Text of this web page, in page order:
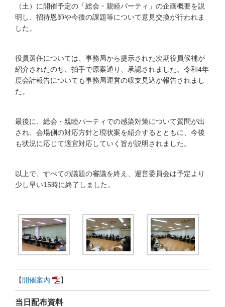
（土）に開催予定の「総会・親睦パーティ」の企画概要を説
明し、招待恩師や今後の課題等について意見交換が行われま
した。
役員選任については、事務局から提示された次期役員候補が
紹介されたのち、拍手で原案通り、承認されました。令和4年
度会計報告についても事務局運営の収支見込が報告されまし
た。
最後に、総会・親睦パーティでの感染対策について質問が出
され、会場側の対応方針と現状案を紹介するとともに、今後
も状況に応じて適宜対応していく旨が説明されました。
以上で、すべての議題の審議を終え、運営委員会は予定より
少し早い15時に終了しました。
【開催案内 】
当日配布資料